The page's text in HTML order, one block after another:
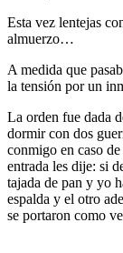
Esta vez lentejas
almuerzo…
A medida que
la tensión por un
La orden fue dada
dormir con dos
conmigo en caso
entrada les dije: si
tajada de pan y yo
espalda y el otro
se portaron como